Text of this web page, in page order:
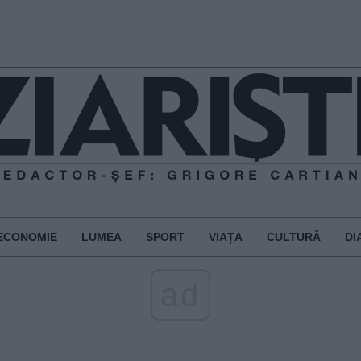
LUMEA SPORT VIAȚA CULTURĂ